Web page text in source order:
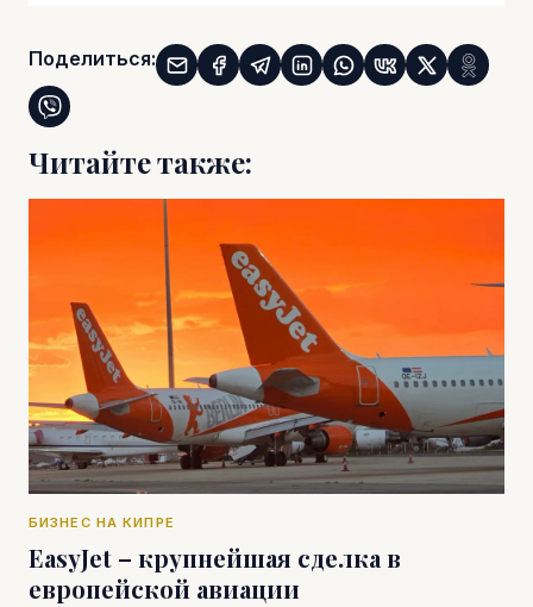
Поделиться:
Читайте также:
БИЗНЕС НА КИПРЕ
EasyJet – крупнейшая сделка в
европейской авиации